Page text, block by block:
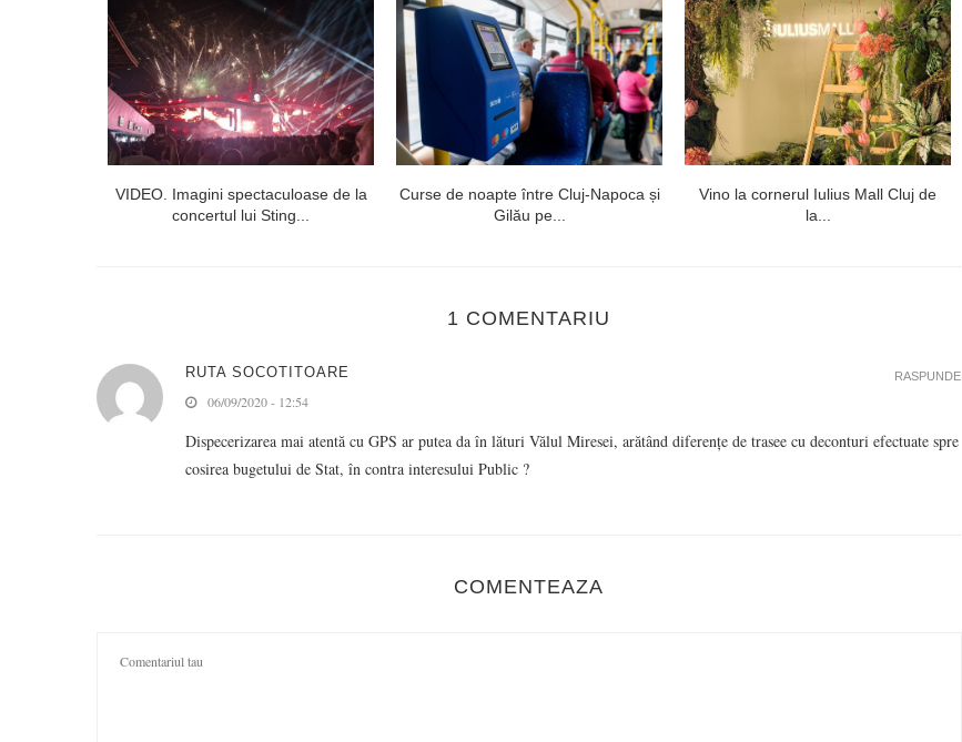
VIDEO. Imagini spectaculoase de la
concertul lui Sting...
Curse de noapte între Cluj-Napoca și
Gilău pe...
Vino la cornerul Iulius Mall Cluj de
la...
1 COMENTARIU
RUTA SOCOTITOARE
06/09/2020 - 12:54
Dispecerizarea mai atentă cu GPS ar putea da în lături Vălul Miresei, arătând diferențe de trasee cu deconturi efectuate spre
cosirea bugetului de Stat, în contra interesului Public ?
RASPUNDE
COMENTEAZA